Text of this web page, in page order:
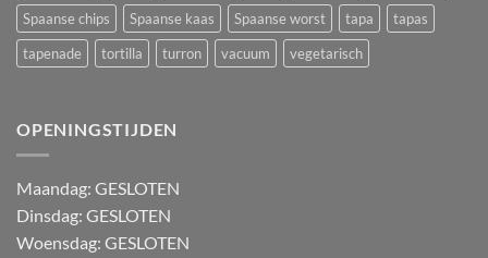
Spaanse chips
Spaanse kaas Spaanse worst tapa
tapas
tapenade
tortilla turron vacuum vegetarisch
OPENINGSTIJDEN
Maandag: GESLOTEN
Dinsdag: GESLOTEN
Woensdag: GESLOTEN